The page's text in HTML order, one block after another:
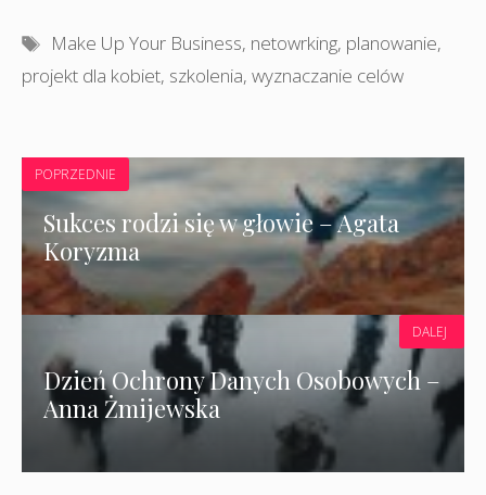
Tagi
Make Up Your Business, netowrking, planowanie,
projekt dla kobiet, szkolenia, wyznaczanie celów
POPRZEDNIE
Sukces rodzi się w głowie – Agata
Koryzma
Dzień Ochrony Danych Osobowych –
Anna Żmijewska
DALEJ